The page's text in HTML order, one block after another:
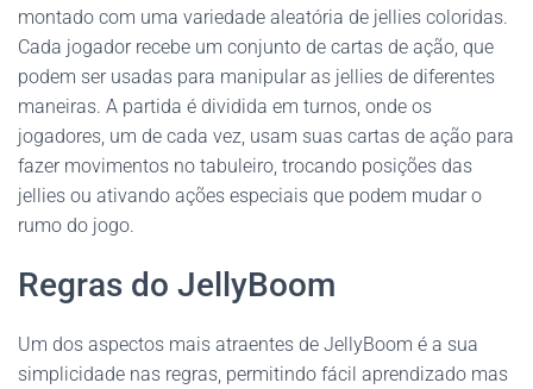
montado com uma variedade aleatória de jellies coloridas.
Cada jogador recebe um conjunto de cartas de ação, que
podem ser usadas para manipular as jellies de diferentes
maneiras. A partida é dividida em turnos, onde os
jogadores, um de cada vez, usam suas cartas de ação para
fazer movimentos no tabuleiro, trocando posições das
jellies ou ativando ações especiais que podem mudar o
rumo do jogo.
Regras do JellyBoom
Um dos aspectos mais atraentes de JellyBoom é a sua
simplicidade nas regras, permitindo fácil aprendizado mas